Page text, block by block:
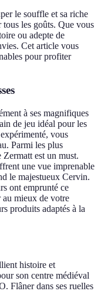
le souffle et sa riche
les goûts. Que vous
ou adepte de
Cet article vous
pour profiter
à ses magnifiques
de jeu idéal pour les
vous
Parmi les plus
Zermatt est un must.
une vue imprenable
le majestueux Cervin.
ont emprunté ce
au mieux de votre
produits adaptés à la
histoire et
son centre médiéval
Flâner dans ses ruelles